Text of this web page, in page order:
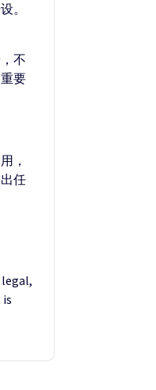
。
不
要
，
任